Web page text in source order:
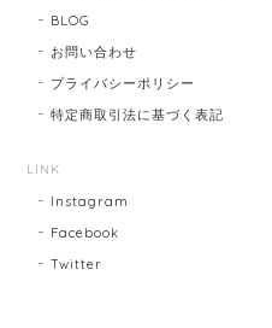
BLOG
お問い合わせ
プライバシーポリシー
特定商取引法に基づく表記
LINK
Instagram
Facebook
Twitter